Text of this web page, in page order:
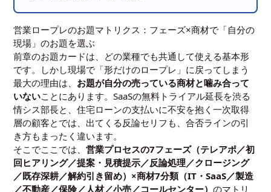
営業ロープレのお題マトリクス：フェーズ×商材で「自分の
現場」のお題を選ぶ
前章のお題カードは、どの業種でも共通して使える基本形
です。しかし現場で「形だけのロープレ」に戻ってしまう
最大の理由は、 お題が自分の売っている商材と噛み合って
いないことにあります。SaaSの無料トライアル延長を渋る
情シス部長と、住宅ローンの支払いに不安を抱く一次取得
層の顧客とでは、出てくる反論セリフも、合否ラインの引
き方もまったく違います。
そこでここでは、営業プロセスの7フェーズ（テレアポ／初
回ヒアリング／提案・見積提示／反論処理／クロージング
／既存深耕／解約引き留め）×商材7分類（IT・SaaS／製造
／不動産／保険／人材／小売／コールセンター）のマトリ